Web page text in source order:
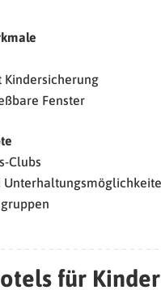
Kindersicherung
Fenster
Clubs
für